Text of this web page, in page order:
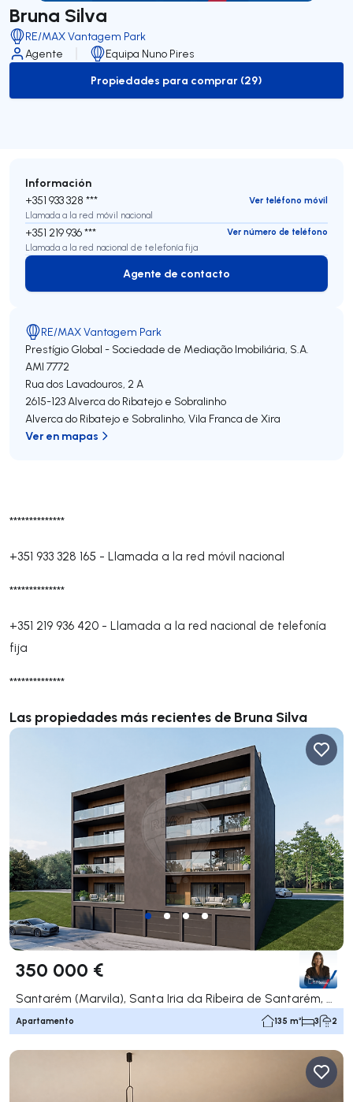
Bruna Silva
RE/MAX Vantagem Park
Agente
Equipa Nuno Pires
to-buy-listing
Propiedades para comprar (29)
**************
+351 933 328 165 - Llamada a la red móvil nacional
**************
+351 219 936 420 - Llamada a la red nacional de telefonía
fija
**************
Las propiedades más recientes de Bruna Silva
350 000 €
Apartamento 135 m² 3 2
Información
+351 933 328 ***
Ver teléfono móvil
Llamada a la red móvil nacional
+351 219 936 ***
Ver número de teléfono
Llamada a la red nacional de telefonía fija
Agente de contacto
Agente de contacto
RE/MAX Vantagem Park
Prestígio Global - Sociedade de Mediação Imobiliária, S.A.
AMI 7772
Rua dos Lavadouros, 2 A
2615-123Alverca do Ribatejo e Sobralinho
Alverca do Ribatejo e Sobralinho, Vila Franca de Xira
Ver en mapas